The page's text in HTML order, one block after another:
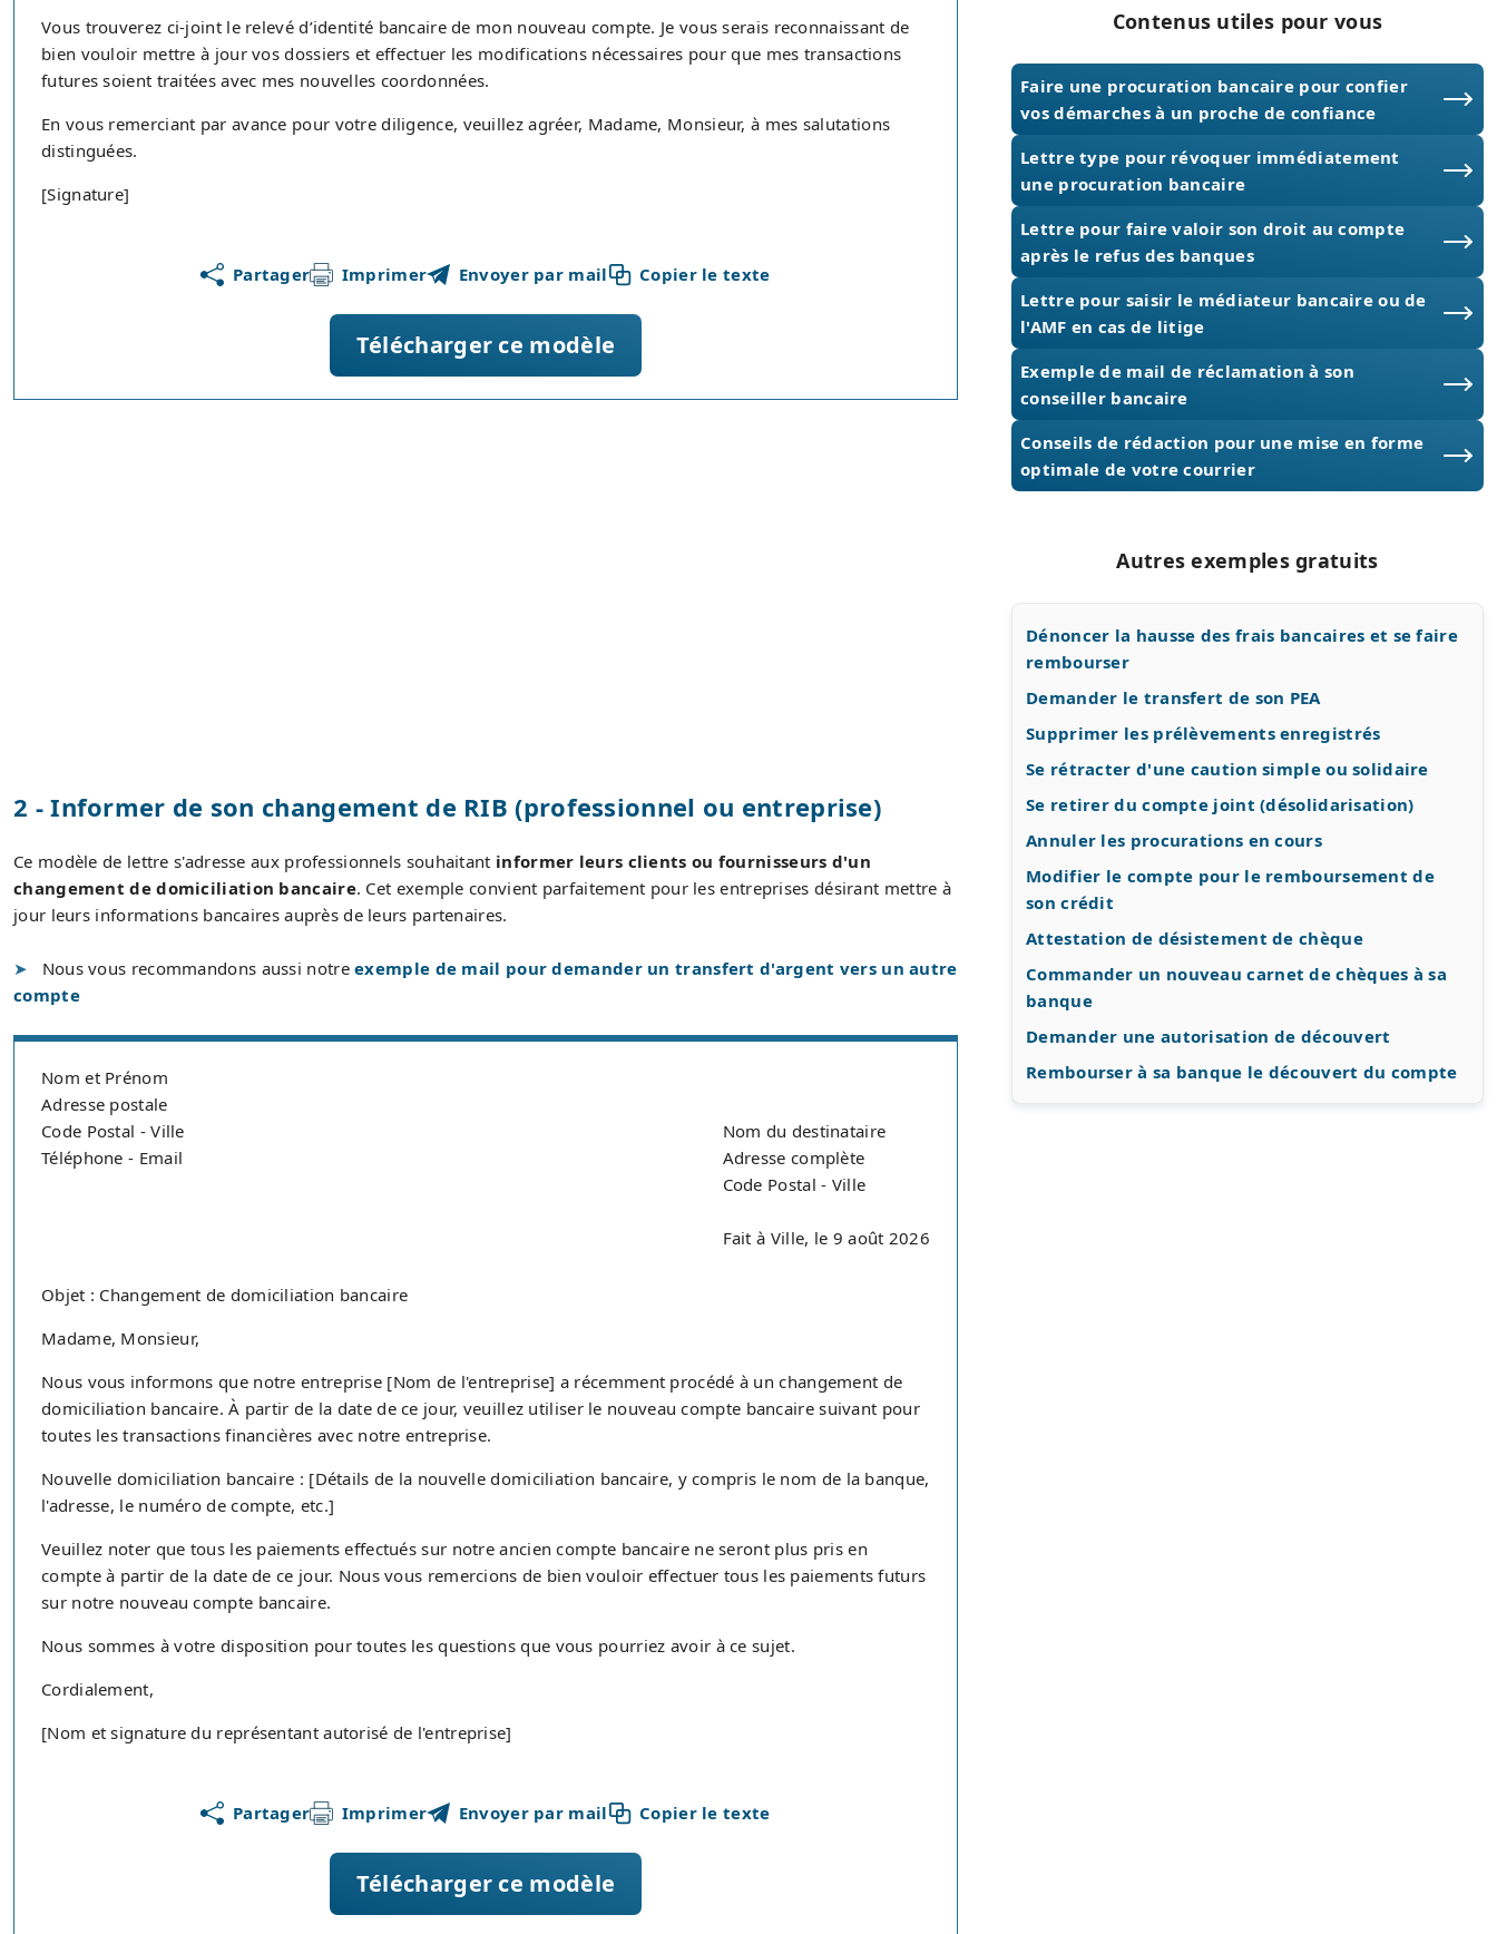
Vous trouverez ci-joint le relevé d’identité bancaire de mon nouveau compte. Je vous serais reconnaissant de
bien vouloir mettre à jour vos dossiers et effectuer les modifications nécessaires pour que mes transactions
futures soient traitées avec mes nouvelles coordonnées.
En vous remerciant par avance pour votre diligence, veuillez agréer, Madame, Monsieur, à mes salutations
distinguées.
[Signature]
Partager Imprimer Envoyer par mail Copier le texte
Télécharger ce modèle
2 - Informer de son changement de RIB (professionnel ou entreprise)
Ce modèle de lettre s'adresse aux professionnels souhaitant informer leurs clients ou fournisseurs d'un
changement de domiciliation bancaire. Cet exemple convient parfaitement pour les entreprises désirant mettre à
jour leurs informations bancaires auprès de leurs partenaires.
Nous vous recommandons aussi notreexemple de mail pour demander un transfert d'argent vers un autre
compte
Nom et Prénom
Adresse postale
Code Postal - Ville
Téléphone - Email
Nom du destinataire
Adresse complète
Code Postal - Ville
Fait à Ville, le 9 août 2026
Objet : Changement de domiciliation bancaire
Madame, Monsieur,
Nous vous informons que notre entreprise [Nom de l'entreprise] a récemment procédé à un changement de
domiciliation bancaire. À partir de la date de ce jour, veuillez utiliser le nouveau compte bancaire suivant pour
toutes les transactions financières avec notre entreprise.
Nouvelle domiciliation bancaire : [Détails de la nouvelle domiciliation bancaire, y compris le nom de la banque,
l'adresse, le numéro de compte, etc.]
Veuillez noter que tous les paiements effectués sur notre ancien compte bancaire ne seront plus pris en
compte à partir de la date de ce jour. Nous vous remercions de bien vouloir effectuer tous les paiements futurs
sur notre nouveau compte bancaire.
Nous sommes à votre disposition pour toutes les questions que vous pourriez avoir à ce sujet.
Cordialement,
[Nom et signature du représentant autorisé de l'entreprise]
Partager Imprimer Envoyer par mail Copier le texte
Télécharger ce modèle
Contenus utiles pour vous
Faire une procuration bancaire pour confier
vos démarches à un proche de confiance
Lettre type pour révoquer immédiatement
une procuration bancaire
Lettre pour faire valoir son droit au compte
après le refus des banques
Lettre pour saisir le médiateur bancaire ou de
l'AMF en cas de litige
Exemple de mail de réclamation à son
conseiller bancaire
Conseils de rédaction pour une mise en forme
optimale de votre courrier
Autres exemples gratuits
Dénoncer la hausse des frais bancaires et se faire
rembourser
Demander le transfert de son PEA
Supprimer les prélèvements enregistrés
Se rétracter d'une caution simple ou solidaire
Se retirer du compte joint (désolidarisation)
Annuler les procurations en cours
Modifier le compte pour le remboursement de
son crédit
Attestation de désistement de chèque
Commander un nouveau carnet de chèques à sa
banque
Demander une autorisation de découvert
Rembourser à sa banque le découvert du compte